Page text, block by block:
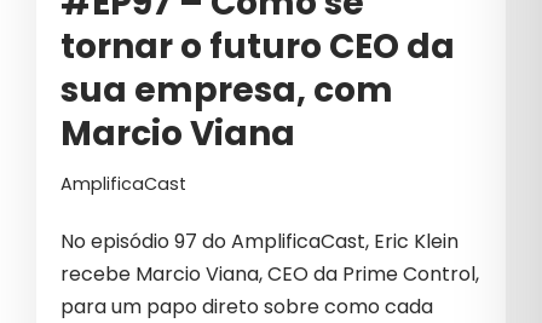
INOVAÇÃO
INTELIGÊNCIA ARTIFICIAL NO
MARKETING
LIDERANÇA
LIDERANÇA CORPORATIVA
tornar o futuro CEO da
sua empresa, com
Marcio Viana
AmplificaCast
No episódio 97 do AmplificaCast, Eric Klein
recebe Marcio Viana, CEO da Prime Control,
para um papo direto sobre como cada